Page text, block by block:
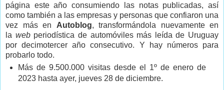
página este año consumiendo las notas publicadas, así
como también a las empresas y personas que confiaron una
vez más en Autoblog, transformándola nuevamente en
la web periodística de automóviles más leída de Uruguay
por decimotercer año consecutivo. Y hay números para
probarlo todo.
Más de 9.500.000 visitas desde el 1º de enero de
2023 hasta ayer, jueves 28 de diciembre.